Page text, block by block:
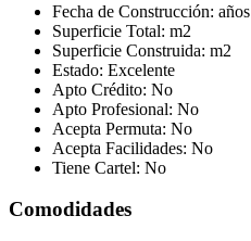
Fecha de Construcción: años
Superficie Total: m2
Superficie Construida: m2
Estado: Excelente
Apto Crédito: No
Apto Profesional: No
Acepta Permuta: No
Acepta Facilidades: No
Tiene Cartel: No
Comodidades